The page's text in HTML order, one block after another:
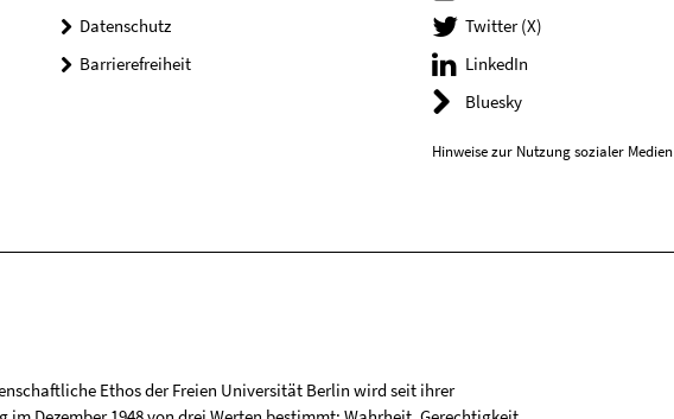
Datenschutz
Barrierefreiheit
Twitter (X)
LinkedIn
Bluesky
Hinweise zur Nutzung sozialer Medien
Ethos der Freien Universität Berlin wird seit ihrer